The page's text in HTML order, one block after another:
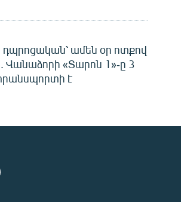
ամեն օր ոտքով
Վանաձորի «Տարոն 1»-ը 3
է